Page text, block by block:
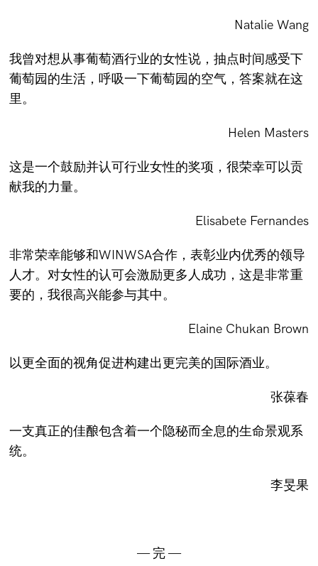
Natalie Wang
我曾对想从事葡萄酒行业的女性说，抽点时间感受下
葡萄园的生活，呼吸一下葡萄园的空气，答案就在这
里。
Helen Masters
这是一个鼓励并认可行业女性的奖项，很荣幸可以贡
献我的力量。
Elisabete Fernandes
非常荣幸能够和WINWSA合作，表彰业内优秀的领导
人才。对女性的认可会激励更多人成功，这是非常重
要的，我很高兴能参与其中。
Elaine Chukan Brown
以更全面的视角促进构建出更完美的国际酒业。
张葆春
一支真正的佳酿包含着一个隐秘而全息的生命景观系
统。
李旻果
— 完 —